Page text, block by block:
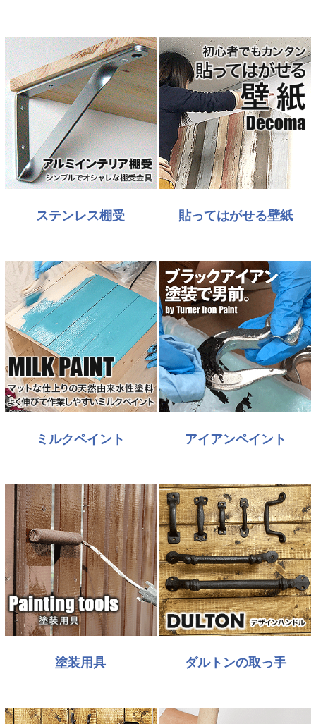
ステンレス棚受 貼ってはがせる壁紙
ミルクペイント アイアンペイント
塗装用具 ダルトンの取っ手